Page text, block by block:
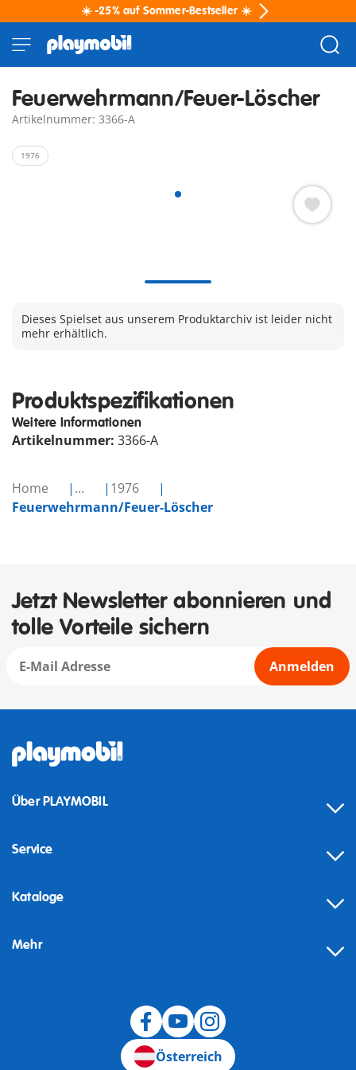
☀️ -25% auf Sommer-Bestseller ☀️
Home ...
1976
Feuerwehrmann/Feuer-Löscher
Feuerwehrmann/Feuer-Löscher
Artikelnummer: 3366-A
1976
Dieses Spielset aus unserem Produktarchiv ist leider nicht
mehr erhältlich.
Produktspezifikationen
Weitere Informationen
Artikelnummer: 3366-A
Jetzt Newsletter abonnieren und
tolle Vorteile sichern
Anmelden
Über PLAYMOBIL
Service
Kataloge
Mehr
Österreich